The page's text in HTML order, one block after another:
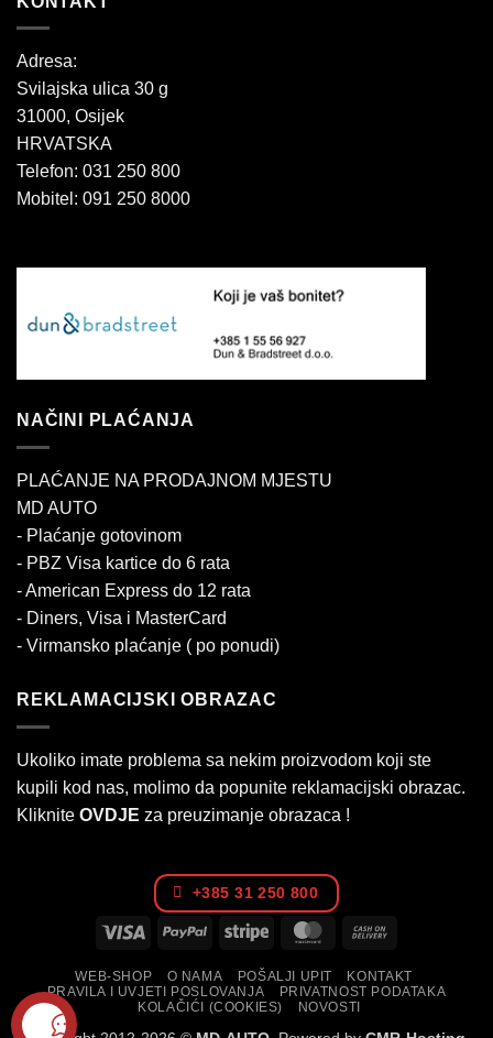
Adresa:
Svilajska ulica 30 g
31000, Osijek
HRVATSKA
Telefon: 031 250 800
Mobitel: 091 250 8000
NAČINI PLAĆANJA
PLAĆANJE NA PRODAJNOM MJESTU
MD AUTO
- Plaćanje gotovinom
- PBZ Visa kartice do 6 rata
- American Express do 12 rata
- Diners, Visa i MasterCard
- Virmansko plaćanje ( po ponudi)
REKLAMACIJSKI OBRAZAC
Ukoliko imate problema sa nekim proizvodom koji ste
kupili kod nas, molimo da popunite reklamacijski obrazac.
Kliknite OVDJE za preuzimanje obrazaca !
+385 31 250 800
Visa PayPal Stripe MasterCard
Delivery
WEB-SHOP O NAMA POŠALJI UPIT
KONTAKT
PRAVILA I UVJETI POSLOVANJA
PRIVATNOST PODATAKA
KOLAČIĆI (COOKIES)
NOVOSTI